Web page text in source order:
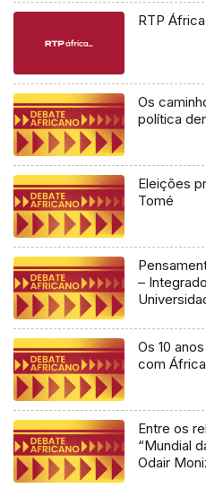
RTP África
Os
política
Eleições
Tomé
–
Os 10
com África
Entre os
“Mundial
Odair